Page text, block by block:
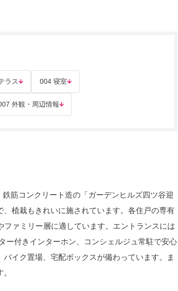
ラス 004 寝室
外観・周辺情報
筋コンクリート造の「ガーデンヒルズ四ツ谷迎
植栽もきれいに施されています。各住戸の専有
ァミリー層に適しています。エントランスには
ー付きインターホン、コンシェルジュ常駐で安心
イク置場、宅配ボックスが備わっています。ま